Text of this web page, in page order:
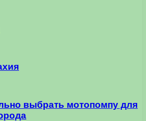
выбрать мотопомпу для